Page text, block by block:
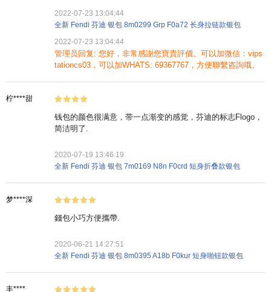
2022-07-23 13:04:44
全新 Fendi 芬迪 银包 8m0299 Grp F0a72 长身拉链款银包
2022-07-23 13:04:44
管理员回复: 您好，非常感謝您寶貴評價。可以加微信：vips
tationcs03，可以加WHATS: 69367767，方便聯繫咨詢哦。
柠****甜
钱包的颜色很满意，带一点渐变的感觉，芬迪的标志Flogo，
简洁明了.
2020-07-19 13:46:19
全新 Fendi 芬迪 银包 7m0169 N8n F0crd 短身折叠款银包
梦****深
錢包小巧方便攜帶.
2020-06-21 14:27:51
全新 Fendi 芬迪 银包 8m0395 A18b F0kur 短身啪钮款银包
丰****